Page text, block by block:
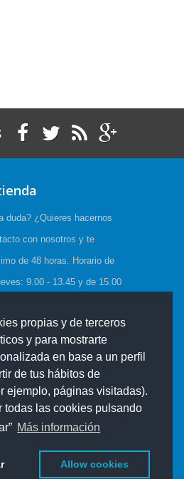
propias y de terceros
y para mostrarte
en base a un perfil
de tus hábitos de
ejemplo, páginas visitadas).
todas las cookies pulsando
Más información
Allow cookies
duda? ¿Quieres hacernos
con nosotros y te
de 48 horas. Horario de
9.00 - 13.45 y de 15.00
de Verano:(23 Junio a
15:00, C/Cueva de Viera
local 3 Polígono
España
04